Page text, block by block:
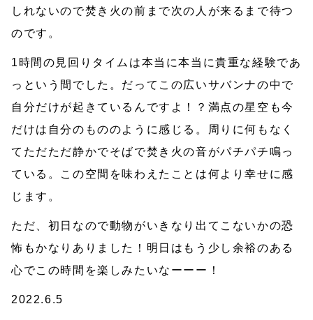
しれないので焚き火の前まで次の人が来るまで待つ
のです。
1時間の見回りタイムは本当に本当に貴重な経験であ
っという間でした。だってこの広いサバンナの中で
自分だけが起きているんですよ！？満点の星空も今
だけは自分のもののように感じる。周りに何もなく
てただただ静かでそばで焚き火の音がパチパチ鳴っ
ている。この空間を味わえたことは何より幸せに感
じます。
ただ、初日なので動物がいきなり出てこないかの恐
怖もかなりありました！明日はもう少し余裕のある
心でこの時間を楽しみたいなーーー！
2022.6.5